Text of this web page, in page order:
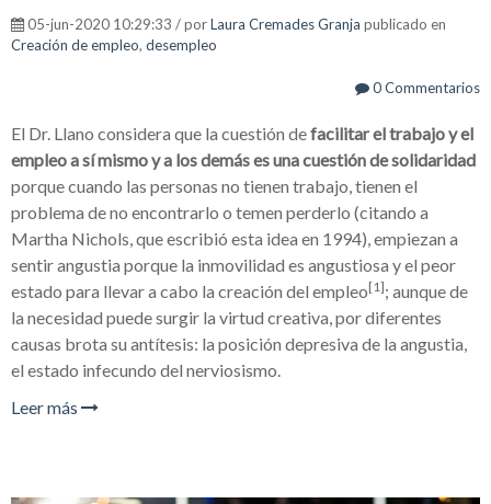
05-jun-2020 10:29:33 / porLaura Cremades Granja publicado en
Creación de empleo, desempleo
0 Commentarios
El Dr. Llano considera que la cuestión defacilitar el trabajo y el
empleo a sí mismo y a los demás es una cuestión de solidaridad
porque cuando las personas no tienen trabajo, tienen el
problema de no encontrarlo o temen perderlo (citando a
Martha Nichols, que escribió esta idea en 1994), empiezan a
sentir angustia porque la inmovilidad es angustiosa y el peor
estado para llevar a cabo la creación del empleo[1]; aunque de
la necesidad puede surgir la virtud creativa, por diferentes
causas brota su antítesis: la posición depresiva de la angustia,
el estado infecundo del nerviosismo.
Leer más